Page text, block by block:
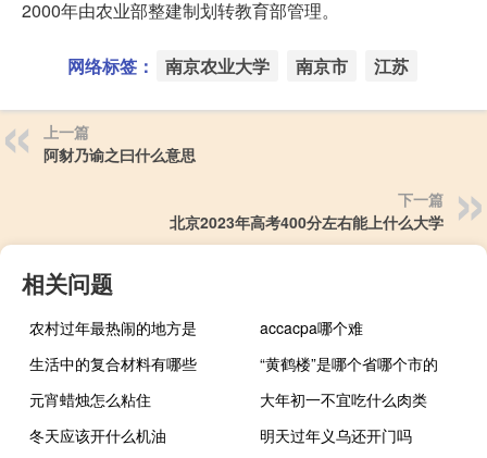
2000年由农业部整建制划转教育部管理。
网络标签： 南京农业大学 南京市 江苏
上一篇
阿豺乃谕之曰什么意思
下一篇
北京2023年高考400分左右能上什么大学
相关问题
农村过年最热闹的地方是
accacpa哪个难
生活中的复合材料有哪些
“黄鹤楼”是哪个省哪个市的
元宵蜡烛怎么粘住
大年初一不宜吃什么肉类
冬天应该开什么机油
明天过年义乌还开门吗